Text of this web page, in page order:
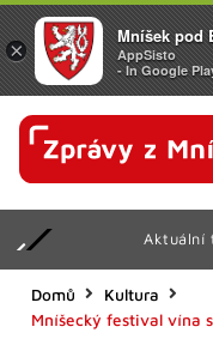
Aktuální
Domů
Kultura
Mníšecký festival vína
×
Mníšek pod
AppSisto
- In Google